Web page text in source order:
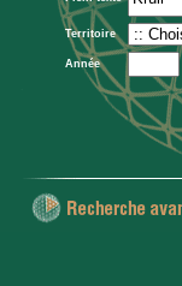
Territoire
Année